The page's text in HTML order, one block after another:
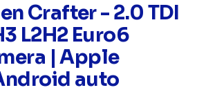
Crafter - 2.0 TDI
L2H2 Euro6
| Apple
auto